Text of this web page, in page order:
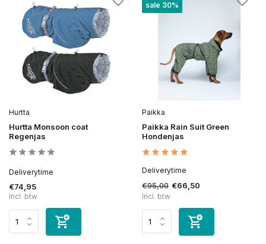
Hurtta
Hurtta Monsoon coat
Regenjas
Deliverytime
€74,95
Incl. btw
sale 30%
Paikka
Paikka Rain Suit Green
Hondenjas
Deliverytime
€95,00 €66,50
Incl. btw